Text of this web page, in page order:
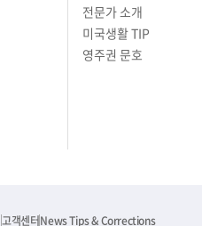
전문가 소개
미국생활 TIP
영주권 문호
고객센터News Tips & Corrections